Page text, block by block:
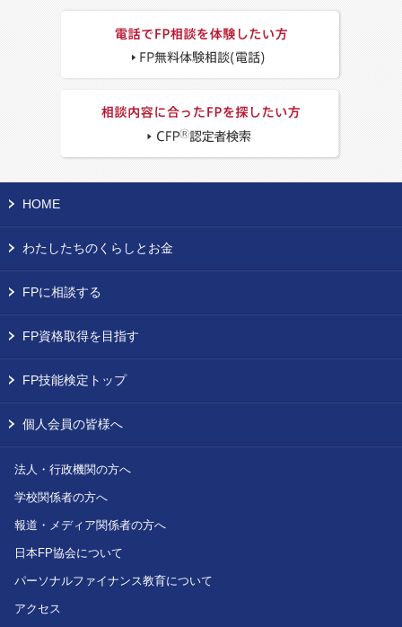
HOME
わたしたちのくらしとお金
FPに相談する
FP資格取得を目指す
FP技能検定トップ
個人会員の皆様へ
法人・行政機関の方へ
学校関係者の方へ
報道・メディア関係者の方へ
日本FP協会について
パーソナルファイナンス教育について
アクセス